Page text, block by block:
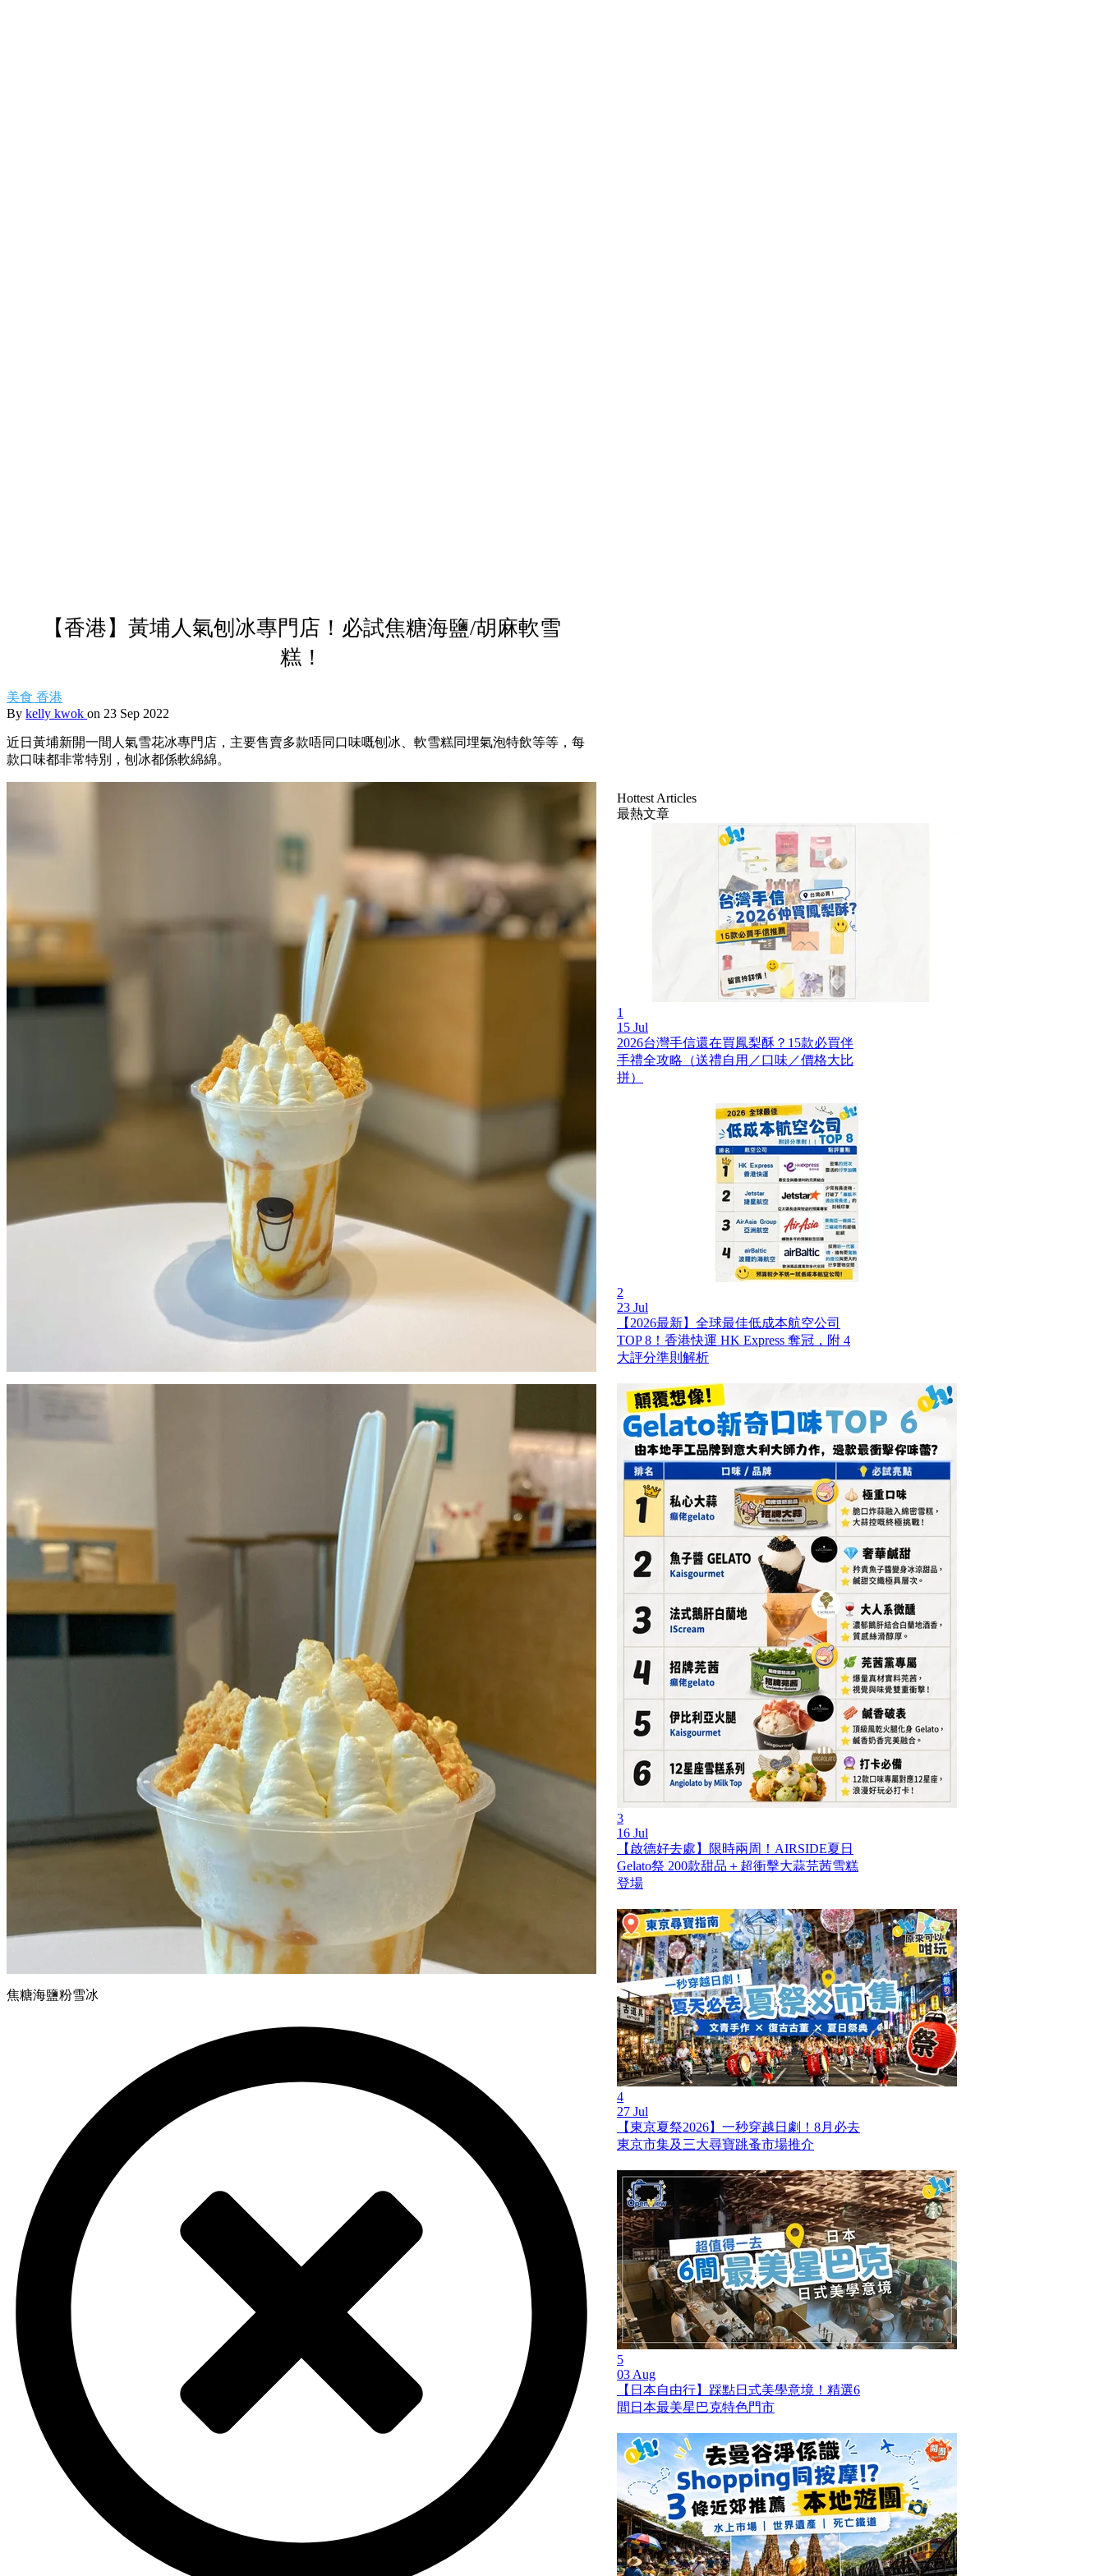
【香港】黃埔人氣刨冰專門店！必試焦糖海鹽/胡麻軟雪
糕！
美食 香港
By kelly kwok on 23 Sep 2022
近日黃埔新開一間人氣雪花冰專門店，主要售賣多款唔同口味嘅刨冰、軟雪糕同埋氣泡特飲等等，每
款口味都非常特別，刨冰都係軟綿綿。
焦糖海鹽粉雪冰
Hottest Articles
最熱文章
1
15 Jul
2026台灣手信還在買鳳梨酥？15款必買伴
手禮全攻略（送禮自用／口味／價格大比
拼）
2
23 Jul
【2026最新】全球最佳低成本航空公司
TOP 8！香港快運 HK Express 奪冠，附 4
大評分準則解析
3
16 Jul
【啟德好去處】限時兩周！AIRSIDE夏日
Gelato祭 200款甜品＋超衝擊大蒜芫茜雪糕
登場
4
27 Jul
【東京夏祭2026】一秒穿越日劇！8月必去
東京市集及三大尋寶跳蚤市場推介
5
03 Aug
【日本自由行】踩點日式美學意境！精選6
間日本最美星巴克特色門市